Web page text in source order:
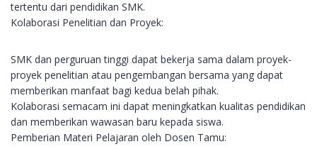
tertentu dari pendidikan SMK.
Kolaborasi Penelitian dan Proyek:
SMK dan perguruan tinggi dapat bekerja sama dalam proyek-
proyek penelitian atau pengembangan bersama yang dapat
memberikan manfaat bagi kedua belah pihak.
Kolaborasi semacam ini dapat meningkatkan kualitas pendidikan
dan memberikan wawasan baru kepada siswa.
Pemberian Materi Pelajaran oleh Dosen Tamu: